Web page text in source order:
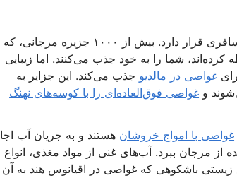
مالدیو، بهشتی بکر که باید دید تا باور کرد، در فهرست آرزوهای هر مسافری قرار دارد. بیش از ۱۰۰۰ جزیره مرجانی، که
شما را به خود جذب می‌کنند. اما زیبایی
غواصی در مالدیو جذب می‌کند. این جزایر به
و غواصی فوق‌العاده‌ای را با کوسه‌های نهنگ
غواصی با امواج خروشان هستند و به جریان آب
از مرجان ببرد. آب‌های غنی از مواد مغذی، انواع
زیستی باشکوهی که غواصی در اقیانوس هند به آن